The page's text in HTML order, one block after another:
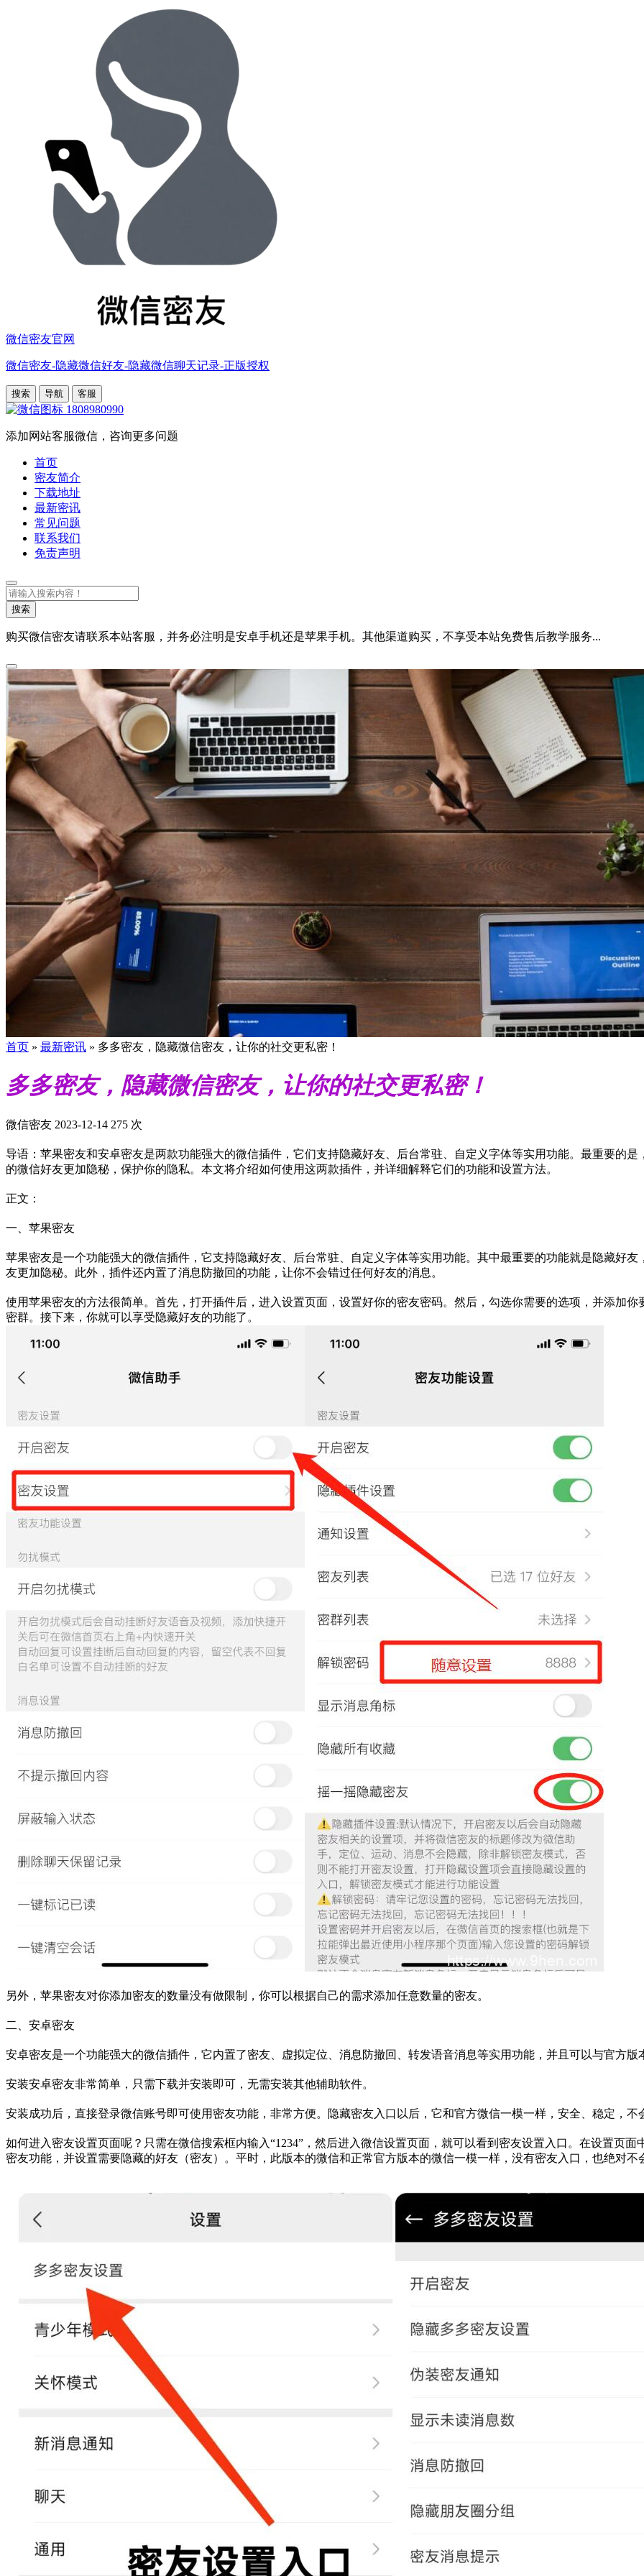
微信密友官网
微信密友-隐藏微信好友-隐藏微信聊天记录-正版授权
搜索 导航 客服
1808980990
添加网站客服微信，咨询更多问题
首页
密友简介
下载地址
最新密讯
常见问题
联系我们
免责声明
搜
索搜索
购买微信密友请联系本站客服，并务必注明是安卓手机还是苹果手机。其他渠道购买，不享受本站免费售后教学服务...
首页 » 最新密讯 » 多多密友，隐藏微信密友，让你的社交更私密！
多多密友，隐藏微信密友，让你的社交更私密！
微信密友 2023-12-14 275 次
导语：苹果密友和安卓密友是两款功能强大的微信插件，它们支持隐藏好友、后台常驻、自定义字体等实用功能。最重要的是
的微信好友更加隐秘，保护你的隐私。本文将介绍如何使用这两款插件，并详细解释它们的功能和设置方法。
正文：
一、苹果密友
苹果密友是一个功能强大的微信插件，它支持隐藏好友、后台常驻、自定义字体等实用功能。其中最重要的功能就是隐藏好友
友更加隐秘。此外，插件还内置了消息防撤回的功能，让你不会错过任何好友的消息。
使用苹果密友的方法很简单。首先，打开插件后，进入设置页面，设置好你的密友密码。然后，勾选你需要的选项，并添加你
密群。接下来，你就可以享受隐藏好友的功能了。
另外，苹果密友对你添加密友的数量没有做限制，你可以根据自己的需求添加任意数量的密友。
二、安卓密友
安卓密友是一个功能强大的微信插件，它内置了密友、虚拟定位、消息防撤回、转发语音消息等实用功能，并且可以与官方版
安装安卓密友非常简单，只需下载并安装即可，无需安装其他辅助软件。
安装成功后，直接登录微信账号即可使用密友功能，非常方便。隐藏密友入口以后，它和官方微信一模一样，安全、稳定，不
如何进入密友设置页面呢？只需在微信搜索框内输入“1234”，然后进入微信设置页面，就可以看到密友设置入口。在设置页面
密友功能，并设置需要隐藏的好友（密友）。平时，此版本的微信和正常官方版本的微信一模一样，没有密友入口，也绝对不